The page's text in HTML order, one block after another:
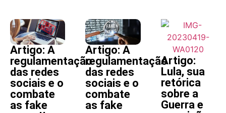
Artigo: A
regulamentação
das redes
sociais e o
combate
as fake
Artigo: A
regulamentação
das redes
sociais e o
combate
as fake
Artigo:
Lula, sua
retórica
sobre a
Guerra e